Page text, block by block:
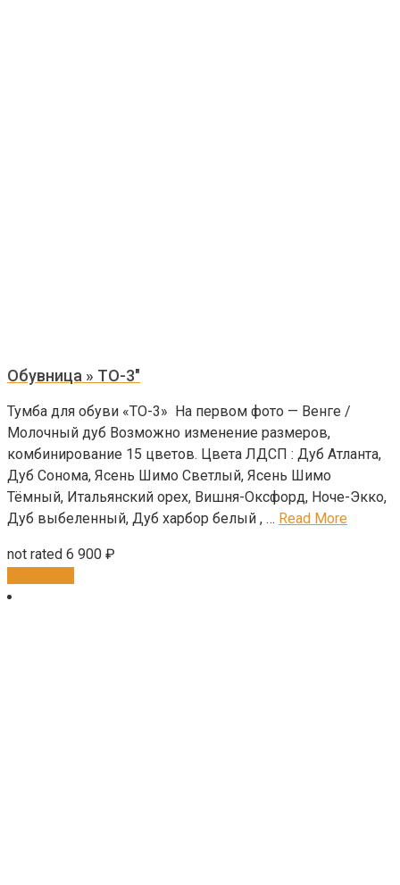
Обувница » ТО-3″
Тумба для обуви «ТО-3» На первом фото — Венге /
Молочный дуб Возможно изменение размеров,
комбинирование 15 цветов. Цвета ЛДСП : Дуб Атланта,
Дуб Сонома, Ясень Шимо Светлый, Ясень Шимо
Тёмный, Итальянский орех, Вишня-Оксфорд, Ноче-Экко,
Дуб выбеленный, Дуб харбор белый , … Read More
not rated 6 900 ₽